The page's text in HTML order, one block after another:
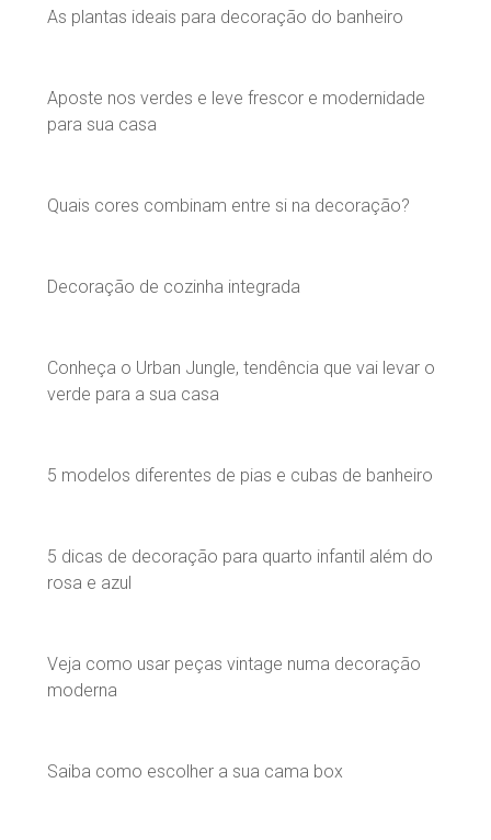
As plantas ideais para decoração do banheiro
Aposte nos verdes e leve frescor e modernidade
para sua casa
Quais cores combinam entre si na decoração?
Decoração de cozinha integrada
Conheça o Urban Jungle, tendência que vai levar o
verde para a sua casa
5 modelos diferentes de pias e cubas de banheiro
5 dicas de decoração para quarto infantil além do
rosa e azul
Veja como usar peças vintage numa decoração
moderna
Saiba como escolher a sua cama box